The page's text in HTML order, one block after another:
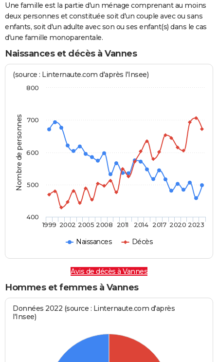
Une famille est la partie d'un ménage comprenant au moins
deux personnes et constituée soit d'un couple avec ou sans
enfants, soit d'un adulte avec son ou ses enfant(s) dans le cas
d'une famille monoparentale.
Naissances et décès à Vannes
Nombre de personnes
(source : Linternaute.com d'après l'Insee)
Naissances Décès
1999 2002 2005 2008 2011 2014 2017 2020 2023
400
500
600
700
800
Avis de décès à Vannes
Hommes et femmes à Vannes
Données 2022 (source : Linternaute.com d'après
l'Insee)